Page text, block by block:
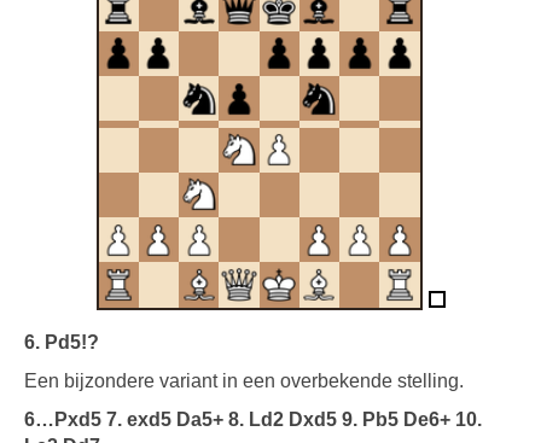
6. Pd5!?
Een bijzondere variant in een overbekende stelling.
6…Pxd5 7. exd5 Da5+ 8. Ld2 Dxd5 9. Pb5 De6+ 10.